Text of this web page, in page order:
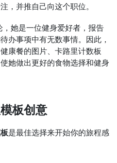
，并推自己向这个职位。
，她是一位健身爱好者，报告
办事项中有无数事情。因此，
康餐的图片、卡路里计数板
她做出更好的食物选择和健身
板创意
是最佳选择来开始你的旅程感